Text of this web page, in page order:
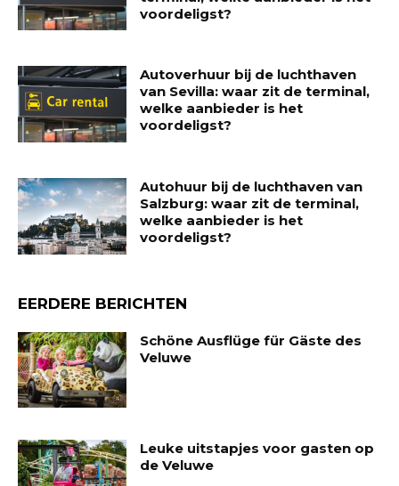
voordeligst?
Autoverhuur bij de luchthaven
van Sevilla: waar zit de terminal,
welke aanbieder is het
voordeligst?
Autohuur bij de luchthaven van
Salzburg: waar zit de terminal,
welke aanbieder is het
voordeligst?
EERDERE BERICHTEN
Schöne Ausflüge für Gäste des
Veluwe
Leuke uitstapjes voor gasten op
de Veluwe